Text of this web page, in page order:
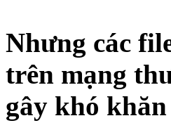
Nhưng các
trên mạng
gây khó